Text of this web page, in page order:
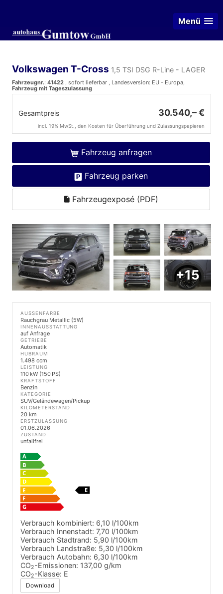
Menü
Volkswagen T-Cross 1,5 TSI DSG R-Line - LAGER
Fahrzeugnr.: 41422 , sofort lieferbar , Landesversion: EU - Europa,
Fahrzeug mit Tageszulassung
Gesamtpreis 30.540,– €
incl. 19% MwSt., den Kosten für Überführung und Zulassungspapieren
Fahrzeug anfragen
Fahrzeug parken
Fahrzeugexposé (PDF)
+15
AUSSENFARBE
Rauchgrau Metallic (5W)
INNENAUSSTATTUNG
auf Anfrage
GETRIEBE
Automatik
HUBRAUM
1.498 ccm
LEISTUNG
110 kW (150 PS)
KRAFTSTOFF
Benzin
KATEGORIE
SUV/Geländewagen/Pickup
KILOMETERSTAND
20 km
ERSTZULASSUNG
01.06.2026
ZUSTAND
unfallfrei
Verbrauch kombiniert: 6,10 l/100km
Verbrauch Innenstadt: 7,70 l/100km
Verbrauch Stadtrand: 5,90 l/100km
Verbrauch Landstraße: 5,30 l/100km
Verbrauch Autobahn: 6,30 l/100km
CO2-Emissionen: 137,00 g/km
CO2-Klasse: E
Download